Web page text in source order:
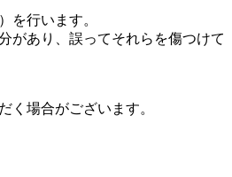
を行います。
があり、誤ってそれらを傷つけて
く場合がございます。